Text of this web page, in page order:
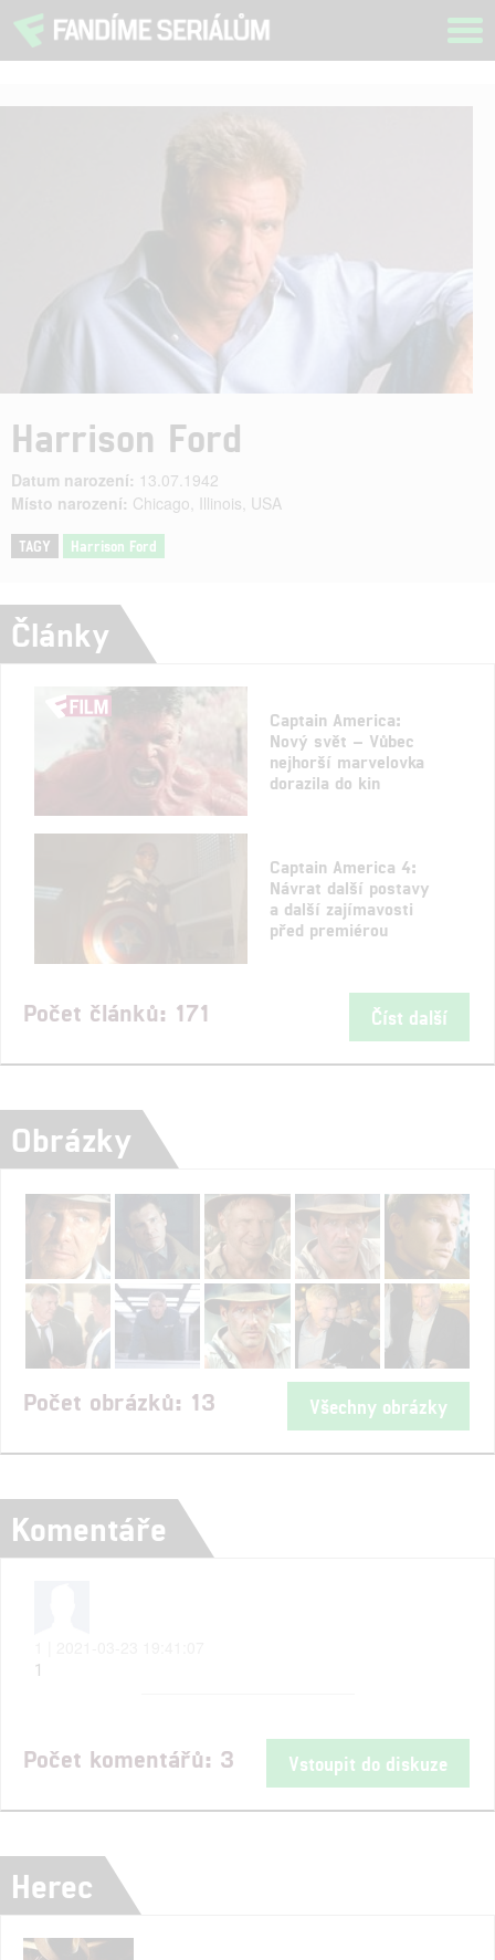
Harrison Ford
Datum narození: 13.07.1942
Místo narození: Chicago, Illinois, USA
TAGY Harrison Ford
Články
Captain America:
Nový svět – Vůbec
nejhorší marvelovka
dorazila do kin
Captain America 4:
Návrat další postavy
a další zajímavosti
před premiérou
Počet článků: 171 Číst další
Obrázky
Počet obrázků: 13 Všechny obrázky
Komentáře
1
Počet komentářů: 3 Vstoupit do diskuze
Herec